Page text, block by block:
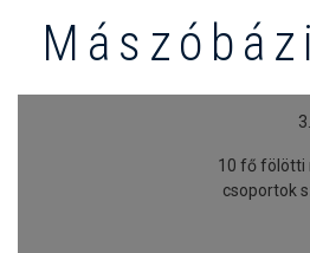
10 fő fölötti
csoportok